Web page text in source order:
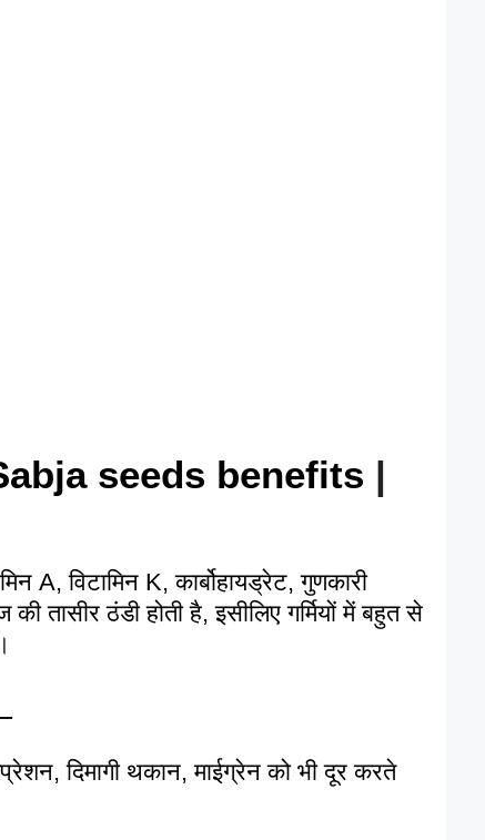
seeds benefits |
A, विटामिन K, कार्बोहायड्रेट, गुणकारी
तासीर ठंडी होती है, इसीलिए गर्मियों में बहुत से
।
दिमागी थकान, माईग्रेन को भी दूर करते